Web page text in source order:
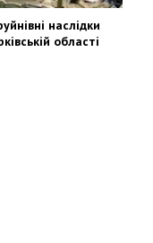
наслідки
області